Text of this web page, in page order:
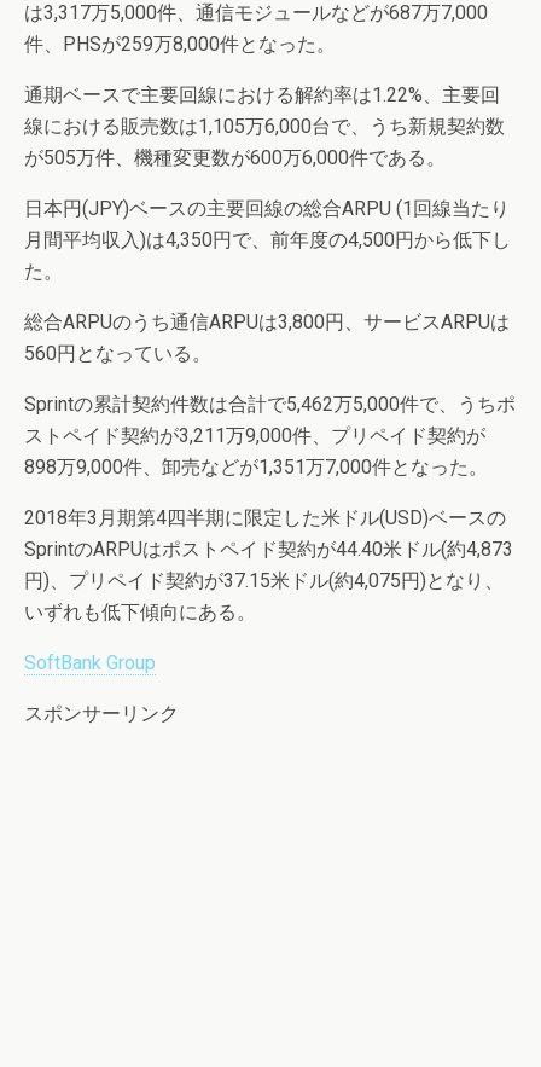
は3,317万5,000件、通信モジュールなどが687万7,000
件、PHSが259万8,000件となった。
通期ベースで主要回線における解約率は1.22%、主要回
線における販売数は1,105万6,000台で、うち新規契約数
が505万件、機種変更数が600万6,000件である。
日本円(JPY)ベースの主要回線の総合ARPU (1回線当たり
月間平均収入)は4,350円で、前年度の4,500円から低下し
た。
総合ARPUのうち通信ARPUは3,800円、サービスARPUは
560円となっている。
Sprintの累計契約件数は合計で5,462万5,000件で、うちポ
ストペイド契約が3,211万9,000件、プリペイド契約が
898万9,000件、卸売などが1,351万7,000件となった。
2018年3月期第4四半期に限定した米ドル(USD)ベースの
SprintのARPUはポストペイド契約が44.40米ドル(約4,873
円)、プリペイド契約が37.15米ドル(約4,075円)となり、
いずれも低下傾向にある。
SoftBank Group
スポンサーリンク